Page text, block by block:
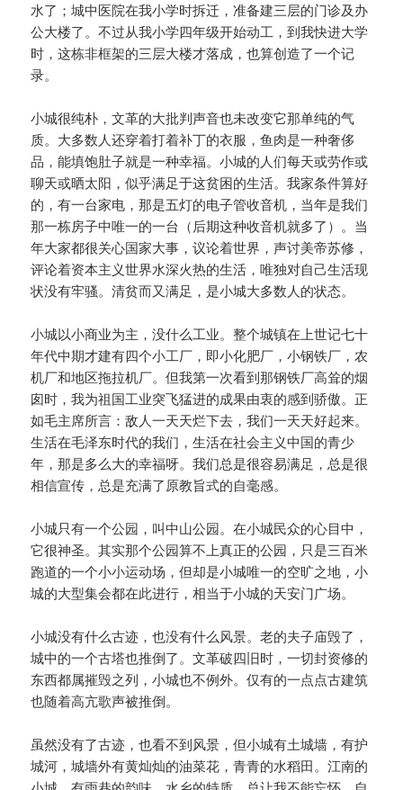
水了；城中医院在我小学时拆迁，准备建三层的门诊及办
公大楼了。不过从我小学四年级开始动工，到我快进大学
时，这栋非框架的三层大楼才落成，也算创造了一个记
录。
小城很纯朴，文革的大批判声音也未改变它那单纯的气
质。大多数人还穿着打着补丁的衣服，鱼肉是一种奢侈
品，能填饱肚子就是一种幸福。小城的人们每天或劳作或
聊天或晒太阳，似乎满足于这贫困的生活。我家条件算好
的，有一台家电，那是五灯的电子管收音机，当年是我们
那一栋房子中唯一的一台（后期这种收音机就多了）。当
年大家都很关心国家大事，议论着世界，声讨美帝苏修，
评论着资本主义世界水深火热的生活，唯独对自己生活现
状没有牢骚。清贫而又满足，是小城大多数人的状态。
小城以小商业为主，没什么工业。整个城镇在上世记七十
年代中期才建有四个小工厂，即小化肥厂，小钢铁厂，农
机厂和地区拖拉机厂。但我第一次看到那钢铁厂高耸的烟
囱时，我为祖国工业突飞猛进的成果由衷的感到骄傲。正
如毛主席所言：敌人一天天烂下去，我们一天天好起来。
生活在毛泽东时代的我们，生活在社会主义中国的青少
年，那是多么大的幸福呀。我们总是很容易满足，总是很
相信宣传，总是充满了原教旨式的自毫感。
小城只有一个公园，叫中山公园。在小城民众的心目中，
它很神圣。其实那个公园算不上真正的公园，只是三百米
跑道的一个小小运动场，但却是小城唯一的空旷之地，小
城的大型集会都在此进行，相当于小城的天安门广场。
小城没有什么古迹，也没有什么风景。老的夫子庙毁了，
城中的一个古塔也推倒了。文革破四旧时，一切封资修的
东西都属摧毁之列，小城也不例外。仅有的一点点古建筑
也随着高亢歌声被推倒。
虽然没有了古迹，也看不到风景，但小城有土城墙，有护
城河，城墙外有黄灿灿的油菜花，青青的水稻田。江南的